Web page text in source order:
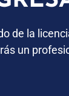
de la
un